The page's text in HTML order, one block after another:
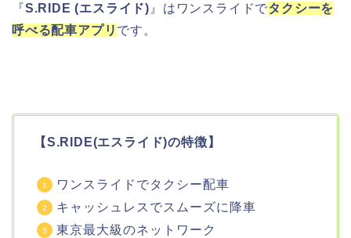
『S.RIDE (エスライド) 』はワンスライドでタクシーを
呼べる配車アプリ です。
【S.RIDE(エスライド)の特徴】
ワンスライドでタクシー配車
キャッシュレスでスムーズに降車
東京最大級のネットワーク